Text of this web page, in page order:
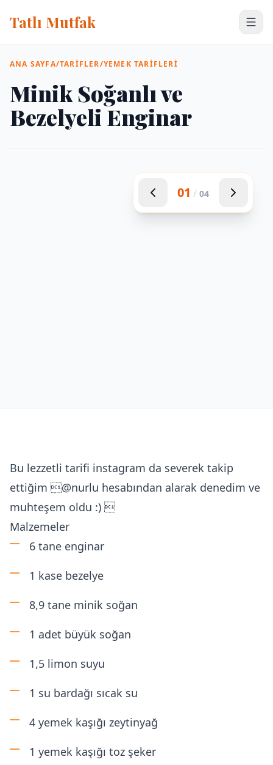
Tatlı Mutfak
ANA SAYFA/TARIFLER/YEMEK TARIFLERI
Minik Soğanlı ve
Bezelyeli Enginar
01 / 04
Bu lezzetli tarifi instagram da severek takip
ettiğim @nurlu hesabından alarak denedim ve
muhteşem oldu :) 
Malzemeler
6 tane enginar
1 kase bezelye
8,9 tane minik soğan
1 adet büyük soğan
1,5 limon suyu
1 su bardağı sıcak su
4 yemek kaşığı zeytinyağ
1 yemek kaşığı toz şeker